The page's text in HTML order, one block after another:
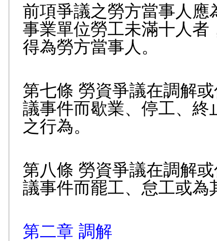
前項爭議之勞方當事人
事業單位勞工未滿十人
得為勞方當事人。
第七條 勞資爭議在調解
議事件而歇業、停工、
之行為。
第八條 勞資爭議在調解
議事件而罷工、怠工或
第二章 調解